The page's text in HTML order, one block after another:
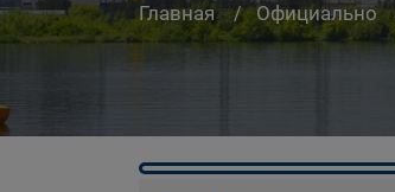
Главная Официально